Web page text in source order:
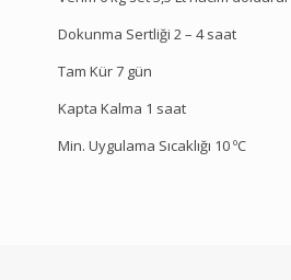
Dokunma Sertliği 2 – 4 saat
Tam Kür 7 gün
Kapta Kalma 1 saat
Min. Uygulama Sıcaklığı 10 ºC